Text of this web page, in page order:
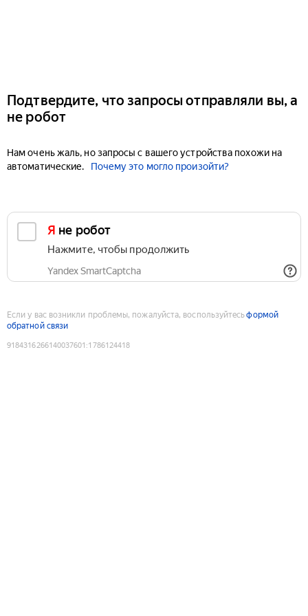
Подтвердите, что запросы отправляли вы, а
не робот
Нам очень жаль, но запросы с вашего устройства похожи на
автоматические.
Почему это могло произойти?
Я не робот
Нажмите, чтобы продолжить
Yandex SmartCaptcha
Если у вас возникли проблемы, пожалуйста, воспользуйтесьформой
обратной связи
9184316266140037601 :1786124418